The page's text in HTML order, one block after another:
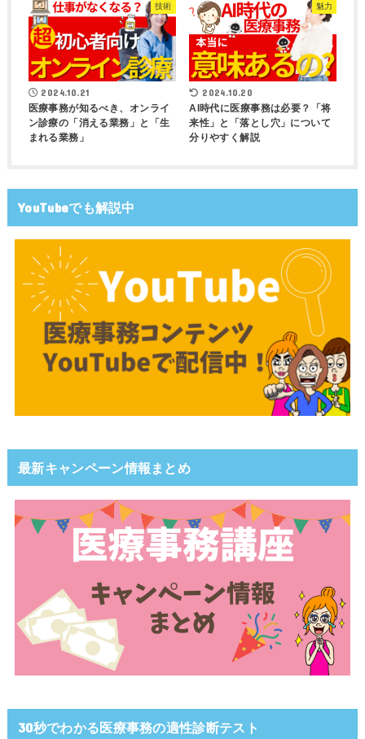
技術
2024.10.21
医療事務が知るべき、オンライ
ン診療の「消える業務」と「生
まれる業務」
魅力
2024.10.20
AI時代に医療事務は必要？「将
来性」と「落とし穴」について
分りやすく解説
YouTubeでも解説中
最新キャンペーン情報まとめ
30秒でわかる医療事務の適性診断テスト